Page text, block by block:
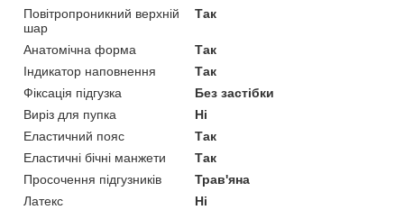
Повітропроникний верхній
шар
Так
Анатомічна форма
Так
Індикатор наповнення
Так
Фіксація підгузка
Без застібки
Виріз для пупка
Ні
Еластичний пояс
Так
Еластичні бічні манжети
Так
Просочення підгузників
Трав'яна
Латекс
Ні